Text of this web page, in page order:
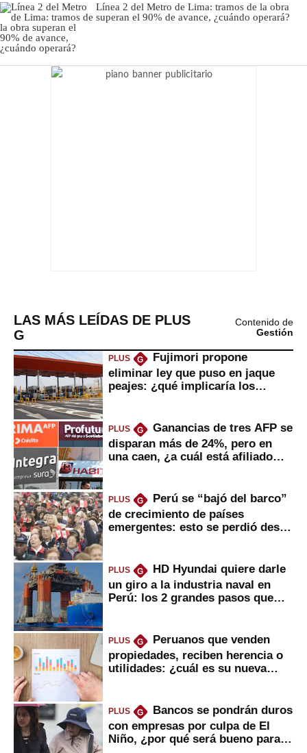
Línea 2 del Metro de Lima: tramos de la obra
superan el 90% de avance, ¿cuándo operará?
LAS MÁS LEÍDAS DE PLUS
G
Contenido de
Gestión
PLUS G
Fujimori propone
eliminar ley que puso en jaque
peajes: ¿qué implicaría los
PLUS G
Ganancias de tres AFP se
disparan más de 24%, pero en
una caen, ¿a cuál está afiliado
PLUS G
Perú se “bajó del barco”
de crecimiento de países
emergentes: esto se perdió desde
PLUS G
HD Hyundai quiere darle
un giro a la industria naval en
Perú: los 2 grandes pasos que
PLUS G
Peruanos que venden
propiedades, reciben herencia o
utilidades: ¿cuál es su nueva
PLUS G
Bancos se pondrán duros
con empresas por culpa de El
Niño, ¿por qué será bueno para